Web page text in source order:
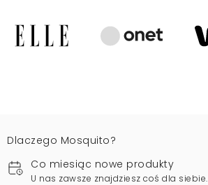
Dlaczego Mosquito?
Co miesiąc nowe produkty
U nas zawsze znajdziesz coś dla siebie.